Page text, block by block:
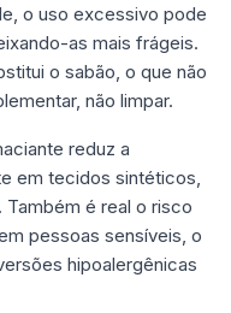
o uso excessivo pode
as mais frágeis.
o sabão, o que não
não limpar.
reduz a
em tecidos sintéticos,
é real o risco
pessoas sensíveis, o
hipoalergênicas